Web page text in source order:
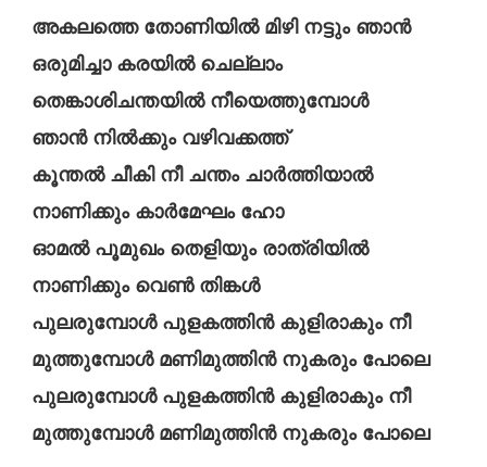
അകലത്തെ തോണിയിൽ മിഴി നട്ടും ഞാൻ
ഒരുമിച്ചാ കരയിൽ ചെല്ലാം
തെങ്കാശിചന്തയിൽ നീയെത്തുമ്പോൾ
ഞാൻ നിൽക്കും വഴിവക്കത്ത്
കൂന്തൽ ചീകി നീ ചന്തം ചാർത്തിയാൽ
നാണിക്കും കാർമേഘം ഹോ
ഓമൽ പൂമുഖം തെളിയും രാത്രിയിൽ
നാണിക്കും വെൺ തിങ്കൾ
പുലരുമ്പോൾ പുളകത്തിൻ കുളിരാകും നീ
മുത്തുമ്പോൾ മണിമുത്തിൻ നുകരും പോലെ
പുലരുമ്പോൾ പുളകത്തിൻ കുളിരാകും നീ
മുത്തുമ്പോൾ മണിമുത്തിൻ നുകരും പോലെ